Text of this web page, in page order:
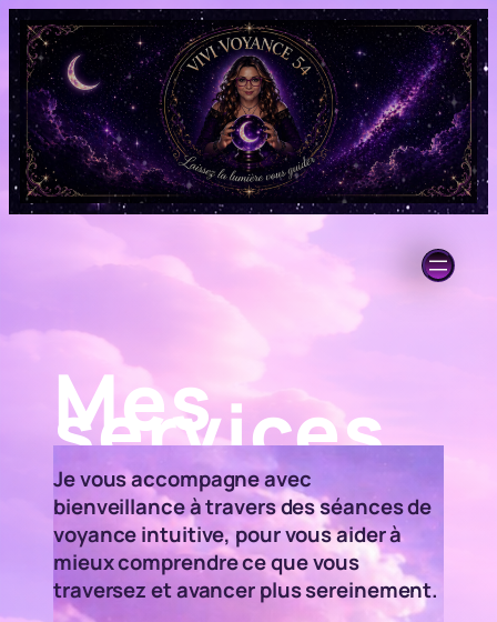
Mes
services
Je vous accompagne avec
bienveillance à travers des séances de
voyance intuitive, pour vous aider à
mieux comprendre ce que vous
traversez et avancer plus sereinement.